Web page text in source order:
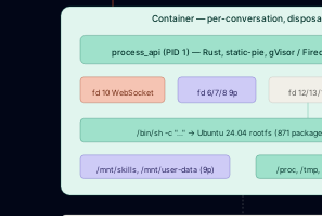
Container — per-conversation,
process_api (PID 1) — Rust, static-pie, gVisor /
fd 10 WebSocket fd 6/7/8 9p fd 12/13/
/bin/sh -c "..." → Ubuntu 24.04 rootfs (871
/mnt/skills, /mnt/user-data (9p) /proc, /tmp,